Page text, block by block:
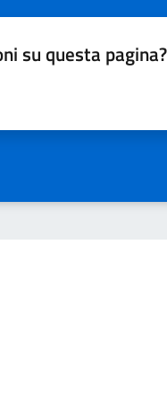
su questa pagina?